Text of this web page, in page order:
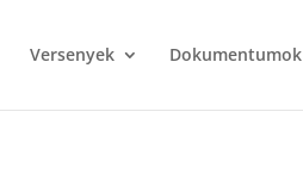
Versenyek Dokumentumok